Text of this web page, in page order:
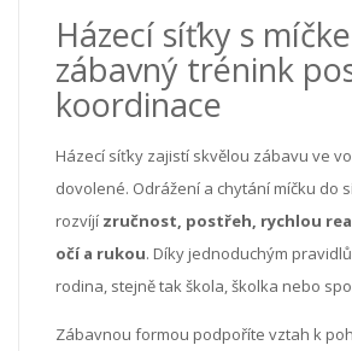
Házecí síťky s
zábavný trénink
koordinace
Házecí síťky zajistí skvělou zábavu ve
dovolené. Odrážení a chytání míčku do
rozvíjí zručnost, postřeh, rychlou
očí a rukou. Díky jednoduchým
rodina, stejně tak škola, školka nebo
Zábavnou formou podpoříte vztah k